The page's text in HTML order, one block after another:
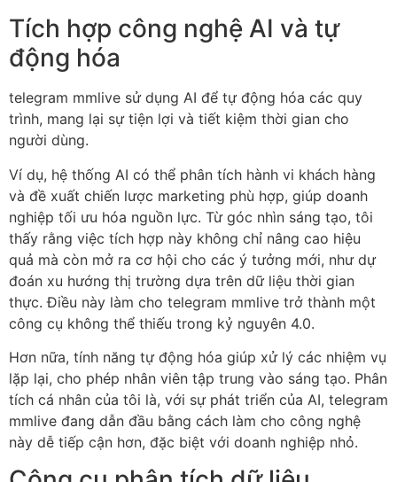
Tích hợp công nghệ AI và tự
động hóa
telegram mmlive sử dụng AI để tự động hóa các quy
trình, mang lại sự tiện lợi và tiết kiệm thời gian cho
người dùng.
Ví dụ, hệ thống AI có thể phân tích hành vi khách hàng
và đề xuất chiến lược marketing phù hợp, giúp doanh
nghiệp tối ưu hóa nguồn lực. Từ góc nhìn sáng tạo, tôi
thấy rằng việc tích hợp này không chỉ nâng cao hiệu
quả mà còn mở ra cơ hội cho các ý tưởng mới, như dự
đoán xu hướng thị trường dựa trên dữ liệu thời gian
thực. Điều này làm cho telegram mmlive trở thành một
công cụ không thể thiếu trong kỷ nguyên 4.0.
Hơn nữa, tính năng tự động hóa giúp xử lý các nhiệm vụ
lặp lại, cho phép nhân viên tập trung vào sáng tạo. Phân
tích cá nhân của tôi là, với sự phát triển của AI, telegram
mmlive đang dẫn đầu bằng cách làm cho công nghệ
này dễ tiếp cận hơn, đặc biệt với doanh nghiệp nhỏ.